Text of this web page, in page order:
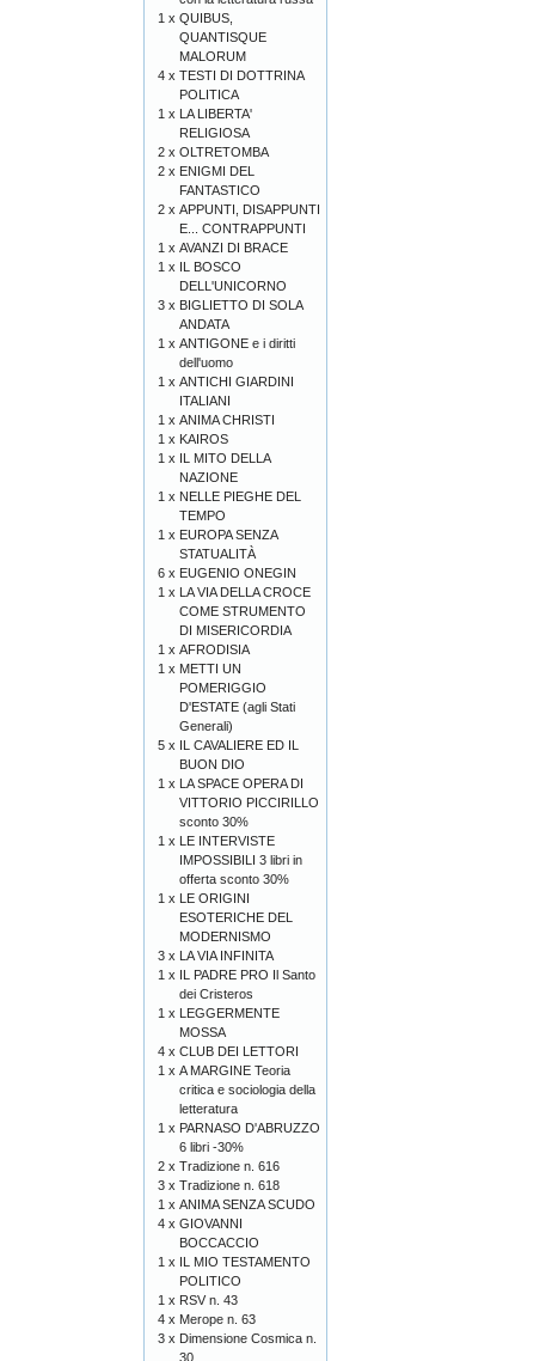
1 x QUIBUS,
QUANTISQUE
MALORUM
4 x TESTI DI DOTTRINA
POLITICA
1 x LA LIBERTA'
RELIGIOSA
2 x OLTRETOMBA
2 x ENIGMI DEL
FANTASTICO
2 x APPUNTI, DISAPPUNTI
E... CONTRAPPUNTI
1 x AVANZI DI BRACE
1 x IL BOSCO
DELL'UNICORNO
3 x BIGLIETTO DI SOLA
ANDATA
1 x ANTIGONE e i diritti
dell'uomo
1 x ANTICHI GIARDINI
ITALIANI
1 x ANIMA CHRISTI
1 x KAIROS
1 x IL MITO DELLA
NAZIONE
1 x NELLE PIEGHE DEL
TEMPO
1 x EUROPA SENZA
STATUALITÀ
6 x EUGENIO ONEGIN
1 x LA VIA DELLA CROCE
COME STRUMENTO
DI MISERICORDIA
1 x AFRODISIA
1 x METTI UN
POMERIGGIO
D'ESTATE (agli Stati
Generali)
5 x IL CAVALIERE ED IL
BUON DIO
1 x LA SPACE OPERA DI
VITTORIO PICCIRILLO
sconto 30%
1 x LE INTERVISTE
IMPOSSIBILI 3 libri in
offerta sconto 30%
1 x LE ORIGINI
ESOTERICHE DEL
MODERNISMO
3 x LA VIA INFINITA
1 x IL PADRE PRO Il Santo
dei Cristeros
1 x LEGGERMENTE
MOSSA
4 x CLUB DEI LETTORI
1 x A MARGINE Teoria
critica e sociologia della
letteratura
1 x PARNASO D'ABRUZZO
6 libri -30%
2 x Tradizione n. 616
3 x Tradizione n. 618
1 x ANIMA SENZA SCUDO
4 x GIOVANNI
BOCCACCIO
1 x IL MIO TESTAMENTO
POLITICO
1 x RSV n. 43
4 x Merope n. 63
3 x Dimensione Cosmica n.
30